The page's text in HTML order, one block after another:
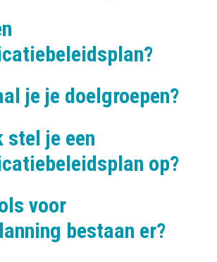
je je doelgroepen?
stel je een
op?
voor
bestaan er?